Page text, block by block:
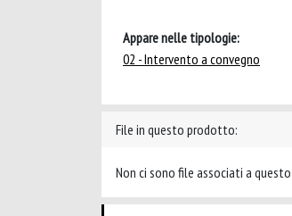
Appare nelle tipologie:
02 - Intervento a convegno
File in questo prodotto:
Non ci sono file associati a